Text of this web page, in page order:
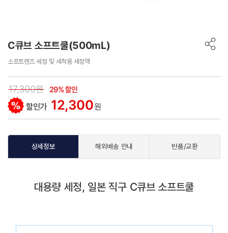
C큐브 소프트쿨(500mL)
소프트렌즈 세정 및 세척용 세정액
17,300원 29% 할인
할인가 12,300원
상세정보 해외배송 안내 반품/교환
대용량 세정, 일본 직구 C큐브 소프트쿨